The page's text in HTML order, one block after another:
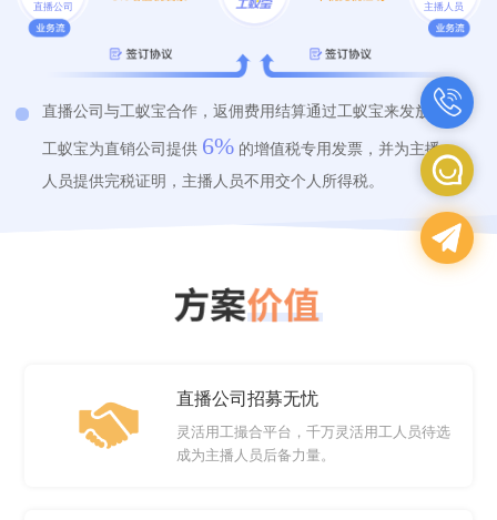
直播公司 主播人员
直播公司与工蚁宝合作，返佣费用结算通过工蚁宝来发放。
工蚁宝为直销公司提供 6% 的增值税专用发票，并为主播
人员提供完税证明，主播人员不用交个人所得税。
直播公司招募无忧
灵活用工撮合平台，千万灵活用工人员待选
成为主播人员后备力量。